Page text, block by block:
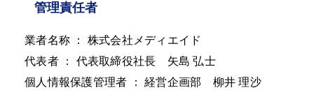
管理責任者
業者名称 ： 株式会社メディエイド
代表者： 代表取締役社長 矢島 弘士
個人情報保護管理者 ： 経営企画部 柳井 理沙